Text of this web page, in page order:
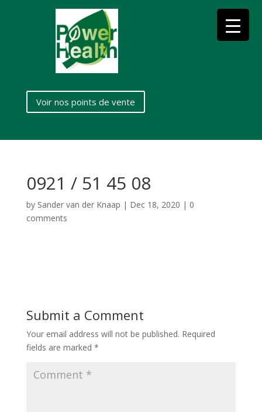
Voir nos points de vente
0921 / 51 45 08
by Sander van der Knaap | Dec 18, 2020 | 0
comments
Submit a Comment
Your email address will not be published. Required
fields are marked *